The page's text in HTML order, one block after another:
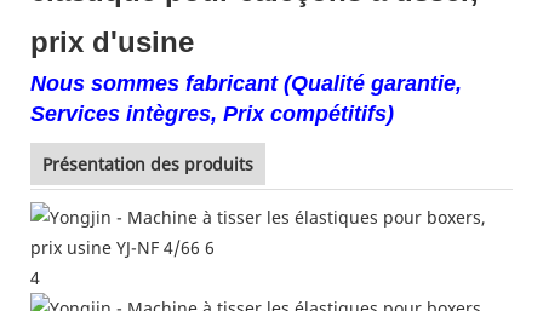
prix d'usine
Nous sommes fabricant (Qualité garantie,
Services intègres, Prix compétitifs)
Présentation des produits
4